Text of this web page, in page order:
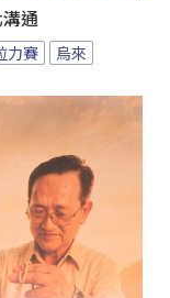
通
力賽 烏來